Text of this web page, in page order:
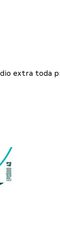
extra toda